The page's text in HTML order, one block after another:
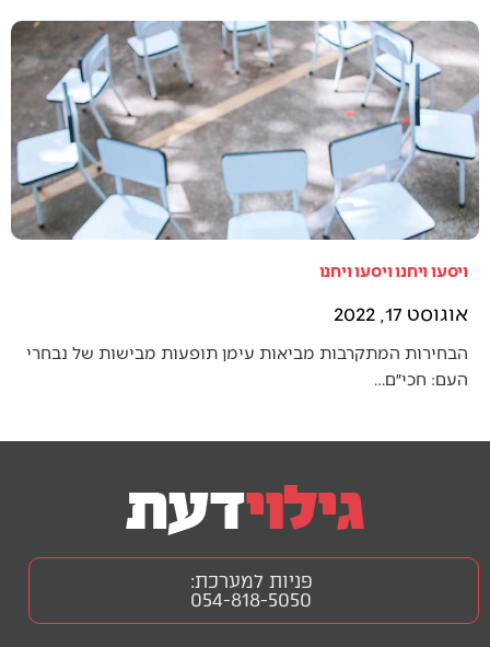
ויסעו ויחנו ויסעו ויחנו
אוגוסט 17, 2022
הבחירות המתקרבות מביאות עימן תופעות מבישות של נבחרי
העם: חכי״ם…
פניות למערכת:
054-818-5050